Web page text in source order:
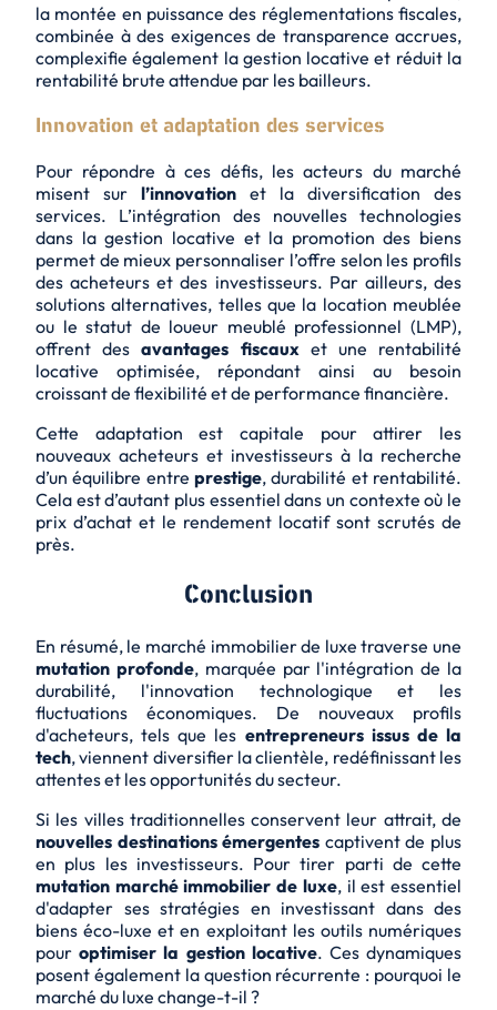
la montée en puissance des réglementations fiscales,
combinée à des exigences de transparence accrues,
complexifie également la gestion locative et réduit la
rentabilité brute attendue par les bailleurs.
Innovation et adaptation des services
Pour répondre à ces défis, les acteurs du marché
misent sur l’innovation et la diversification des
services. L’intégration des nouvelles technologies
dans la gestion locative et la promotion des biens
permet de mieux personnaliser l’offre selon les profils
des acheteurs et des investisseurs. Par ailleurs, des
solutions alternatives, telles que la location meublée
ou le statut de loueur meublé professionnel (LMP),
offrent desavantages fiscauxet une rentabilité
locative optimisée, répondant ainsi au besoin
croissant de flexibilité et de performance financière.
Cette adaptation est capitale pour attirer les
nouveaux acheteurs et investisseurs à la recherche
d’un équilibre entre prestige,durabilité et rentabilité.
Cela est d’autant plus essentiel dans un contexte où le
prix d’achat et le rendement locatif sont scrutés de
près.
Conclusion
En résumé, le marché immobilier de luxe traverse une
mutation profonde, marquée par l'intégration de la
durabilité, l'innovation technologique et les
fluctuations économiques. De nouveaux profils
d'acheteurs, tels que les entrepreneurs issus de la
tech, viennent diversifier la clientèle, redéfinissant les
attentes et les opportunités du secteur.
Si les villes traditionnelles conservent leur attrait, de
nouvelles destinations émergentes captivent de plus
en plus les investisseurs. Pour tirer parti de cette
mutation marché immobilier de luxe, il est essentiel
d'adapter ses stratégies en investissant dans des
bienséco-luxe et en exploitant les outils numériques
pouroptimiser la gestion locative. Ces dynamiques
posent également la question récurrente : pourquoi le
marché du luxe change-t-il ?